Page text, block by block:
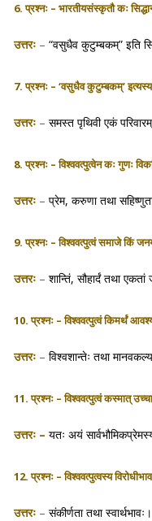
6. प्रश्नः – भारतीयसंस्कृतौ कः
उत्तरः – “वसुधैव कुटुम्बकम्” इति
7. प्रश्नः – ‘वसुधैव कुटुम्बकम्’
उत्तरः – समस्त पृथिवी एकं
8. प्रश्नः – विश्ववत्पुत्वेन कः गुणः
उत्तरः – प्रेम, करुणा तथा
9. प्रश्नः – विश्ववत्पुत्वं समाजे किं
उत्तरः – शान्तिं, सौहार्दं तथा
10. प्रश्नः – विश्ववत्पुत्वं किमर्थं
उत्तरः – विश्वशान्तेः तथा
11. प्रश्नः – विश्ववत्पुत्वं कस्मात्
उत्तरः – यतः अयं
12. प्रश्नः – विश्ववत्पुत्वस्य
उत्तरः – संकीर्णता तथा स्वार्थभावः।